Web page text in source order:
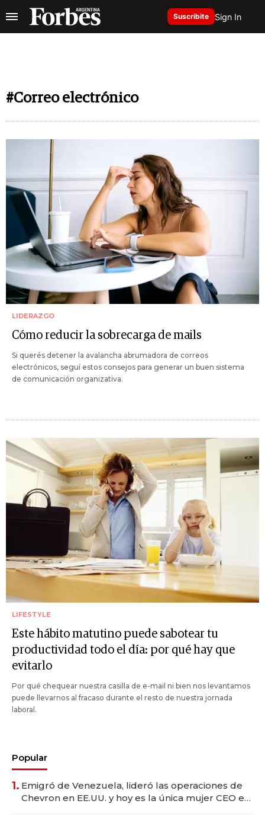
Suscribite Sign In
#Correo electrónico
LIDERAZGO
Cómo reducir la sobrecarga de mails
Si querés detener la avalancha abrumadora de correos
electrónicos, seguí estos consejos para generar un buen sistema
de comunicación organizativa.
LIFESTYLE
Este hábito matutino puede sabotear tu
productividad todo el día: por qué hay que
evitarlo
Por qué chequear nuestra casilla de e-mail ni bien nos levantamos
puede llevarnos al fracaso durante el resto de nuestra jornada
laboral.
Popular
1. Emigró de Venezuela, lideró las operaciones de
Chevron en EE.UU. y hoy es la única mujer CEO en